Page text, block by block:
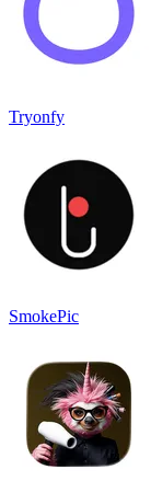
Tryonfy
SmokePic